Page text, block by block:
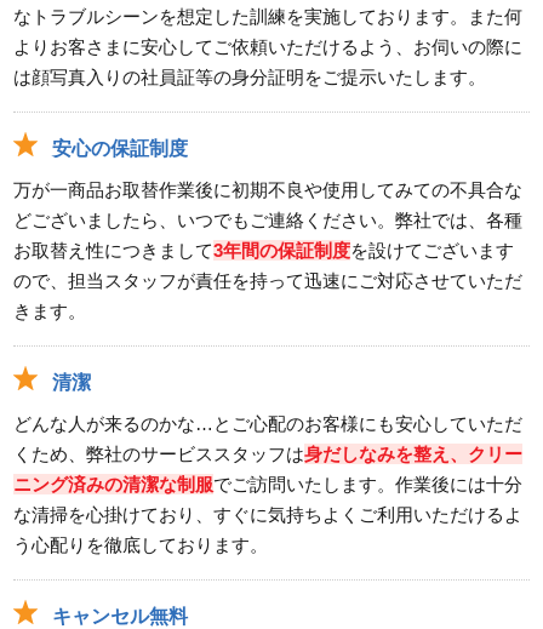
なトラブルシーンを想定した訓練を実施しております。また何
よりお客さまに安心してご依頼いただけるよう、お伺いの際に
は顔写真入りの社員証等の身分証明をご提示いたします。
安心の保証制度
万が一商品お取替作業後に初期不良や使用してみての不具合な
どございましたら、いつでもご連絡ください。弊社では、各種
お取替え性につきまして3年間の保証制度を設けてございます
ので、担当スタッフが責任を持って迅速にご対応させていただ
きます。
清潔
どんな人が来るのかな…とご心配のお客様にも安心していただ
くため、弊社のサービススタッフは身だしなみを整え、クリー
ニング済みの清潔な制服でご訪問いたします。作業後には十分
な清掃を心掛けており、すぐに気持ちよくご利用いただけるよ
う心配りを徹底しております。
キャンセル無料